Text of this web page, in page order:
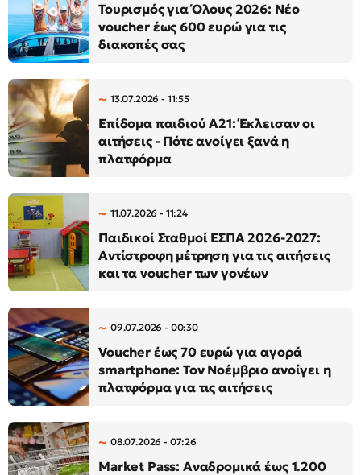
Τουρισμός για Όλους 2026: Νέο
voucher έως 600 ευρώ για τις
διακοπές σας
13.07.2026 - 11:55
Επίδομα παιδιού Α21: Έκλεισαν οι
αιτήσεις - Πότε ανοίγει ξανά η
πλατφόρμα
11.07.2026 - 11:24
Παιδικοί Σταθμοί ΕΣΠΑ 2026-2027:
Αντίστροφη μέτρηση για τις αιτήσεις
και τα voucher των γονέων
09.07.2026 - 00:30
Voucher έως 70 ευρώ για αγορά
smartphone: Τον Νοέμβριο ανοίγει η
πλατφόρμα για τις αιτήσεις
08.07.2026 - 07:26
Market Pass: Αναδρομικά έως 1.200